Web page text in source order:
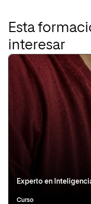
Esta
interesar
Experto en
Curso